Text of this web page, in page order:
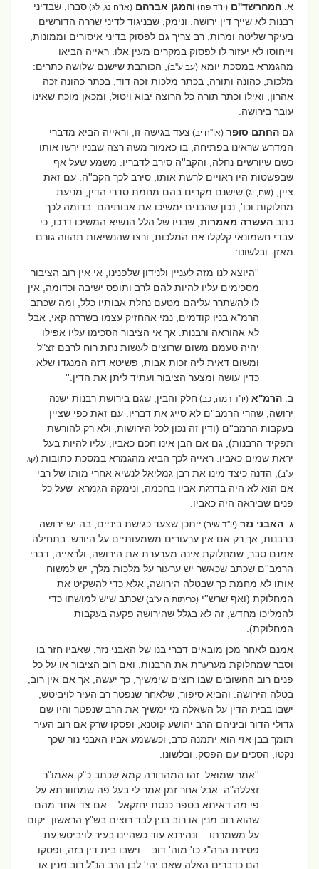
א.המהרשד''ם (יו''ד פה)והמגן אברהם (או''ח נג, לג)סברו, שבדיני
רבנות לא שייך דין ירושה. ונימק, שבניגוד לדיני שררה הדורשים
בעיקר שליטה ומרות, רב צריך גם לפסוק בדיני איסורים וממונות,
וייחוסו לא יעזור לו לפסוק במקרים מעין אלו. ראייה הביאו
מהגמרא במסכת יומא(עב ע''ב), הכותבת שישנם שלושה כתרים:
מלכות, כהונה ותורה, בכתר מלכות זכה דוד, בכתר כהונה זכה
אהרון, ואילו וכתר תורה כל הרוצה יבוא ויטול, ומכאן מוכח שאינו
עובר בירושה.
גםהחתם סופר (או''ח יב)צעד בגישה זו, וראייה הביא מדברי
המדרש שראינו בפתיחה, בו כאמור משה רצה שבניו ירשו אותו
כשם שיורשים נחלה, והקב''ה סירב לדבריו. משמע שעל אף
שבפשטות היו ראויים לרשת אותו, סירב לכך הקב''ה. עם זאת
ציין,(שם, יג) שישנם מקרים בהם מחמת סדרי הדין, מניעת
מחלוקות וכו', נכון שהבנים ימשיכו את אבותיהם. בדומה לכך
כתבהעשרה מאמרות, שבניו של הלל הנשיא המשיכו דרכו, כי
עבדי חשמונאי קלקלו את המלכות, ורצו שהנשיאות תהווה גורם
מאזן. ובלשונו:
''היוצא לנו מזה לעניין ולנידון שלפנינו, אי אין רוב הציבור
מסכימים עליו להיות להם לרב ותופס ישיבה וכדומה, אין
לו להשתרר עליהם מטעם נחלת אבותיו כלל, ומה שכתב
הרמ"א בניו קודמים, נמי אהחזיק עצמו בשררה קאי, אבל
לא אהוראה ורבנות. אך אי הציבור הסכימו עליו אפילו
יהיה טעמם משום שרוצים לעשות נחת רוח לרבם זצ"ל
ומשום דאית ליה זכות אבות, פשיטא דזה המנגדו שלא
כדין עושה ומצער הציבור ועתיד ליתן את הדין.''
ב.הרמ''א (יו''ד רמה, כב)חלק והבין, שגם בירושת רבנות ישנה
ירושה, שהרי הרמב''ם לא סייג את דבריו. עם זאת כפי שציין
בעקבות הרמב''ם (ודין זה נכון לכל הירושות, ולא רק להורשת
תפקיד הרבנות), גם אם הבן אינו חכם כאביו, עליו להיות בעל
יראת שמים כאביו. ראייה לכך הביא מהגמרא במסכת כתובות(קג
ע''ב), הדנה כיצד מינו את רבן גמליאל לנשיא אחרי מותו של רבי
אם הוא לא היה בדרגת אביו בחכמה, ונימקה הגמרא שעל כל
פנים שביראה היה כאביו.
האבני נזר (יו''ד שיב)ייתכן שצעד כגישת ביניים, בה יש ירושה
ברבנות, אך רק אם אין ערעורים משמעותיים על היורש. בתחילה
אמנם סבר, שמחלוקת אינה מערערת את הירושה, ולראייה, דברי
הרמב''ם שכתב שכאשר יש ערעור על מלכות מלך, יש למשוח
אותו לא מחמת כך שבטלה הירושה, אלא כדי להשקיט את
המחלוקת (ואף שרש''י(כריתות ה ע''ב)שכתב שיש למושחו כדי
להמליכו מחדש, זה לא בגלל שהירושה פקעה בעקבות
המחלוקת).
אמנם לאחר מכן מובאים דברי בנו של האבני נזר, שאביו חזר בו
וסבר שמחלוקת מערערת את הרבנות, ואם רוב הציבור או על כל
פנים רוב החשובים שבו רוצים שימשיך, כך יעשה, אך אם אין רוב,
בטלה הירושה. והביא סיפור, שלאחר שנפטר רב העיר לויביטש,
ישבו בבית הדין על השאלה מי ימשיך את הרב שנפטר והיו שם
גדולי הדור וביניהם הרב יהושע קוטנא, ופסקו שרק אם רוב העיר
תומך בבן אזי הוא יתמנה כרב, וכששמע אביו האבני נזר שכך
נקטו, הסכים עם הפסק. ובלשונו:
''אמר שמואל. זהו המהדורה קמא שכתב כ"ק אאמו"ר
זצללה"ה. אבל אחר זמן אמר לי בעל פה שמחוורתא על
פי מה דאיתא בספר כנסת יחזקאל... אם צד אחד מהם
שהוא רוב מנין או רוב בנין לבד רוצים בש"ץ הראשון. יקום
על משמרתו... ונהירנא עוד כשהיינו בעיר לויביטש עת
פטירת הרה"ג כו' מוה' דוב... וישבו בית דין בזה, ופסקו
הם כדברים האלה שאם יהי' לבן הרב הנ"ל רוב מנין או